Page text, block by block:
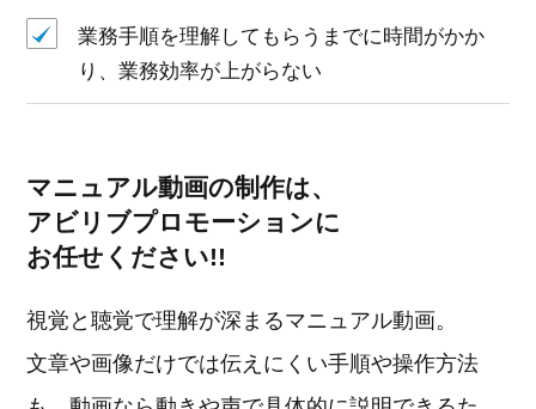
業務手順を理解してもらうまでに時間がかか
り、 業務効率が上がらない
マニュアル動画の制作は、
アビリブプロモーションに
お任せください!!
視覚と聴覚で理解が深まるマニュアル動画。
文章や画像だけでは伝えにくい手順や操作方法